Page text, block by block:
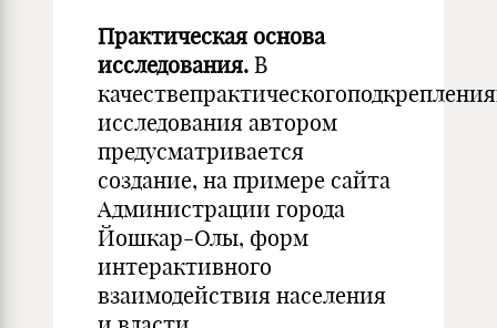
Практическая основа
исследования. В
исследования автором
предусматривается
создание, на примере сайта
Администрации города
Йошкар-Олы, форм
интерактивного
взаимодействия населения